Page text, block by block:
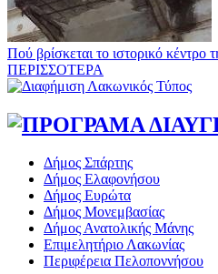
Πού βρίσκεται το ιστορικό κέντρο
ΠΕΡΙΣΣΟΤΕΡΑ
Δήμος Σπάρτης
Δήμος Ελαφονήσου
Δήμος Ευρώτα
Δήμος Μονεμβασίας
Δήμος Ανατολικής Μάνης
Επιμελητήριο Λακωνίας
Περιφέρεια Πελοποννήσου